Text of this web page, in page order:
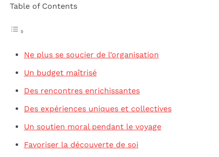
Table of Contents
Ne plus se soucier de l’organisation
Un budget maîtrisé
Des rencontres enrichissantes
Des expériences uniques et collectives
Un soutien moral pendant le voyage
Favoriser la découverte de soi